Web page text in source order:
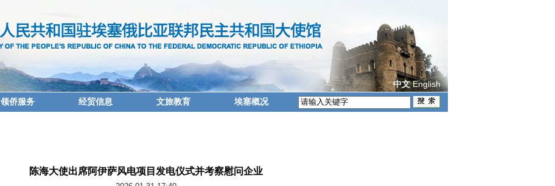
中文 English
领侨服务 经贸信息 文旅教育 埃塞概况
陈海大使出席阿伊萨风电项目发电仪式并考察慰问企业